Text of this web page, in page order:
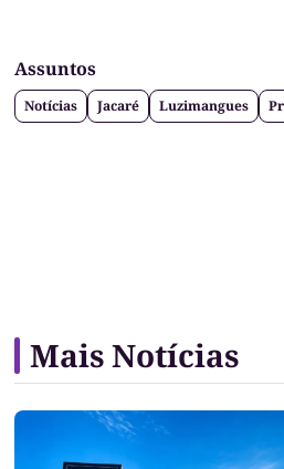
Assuntos
Notícias Jacaré Luzimangues
Mais Notícias